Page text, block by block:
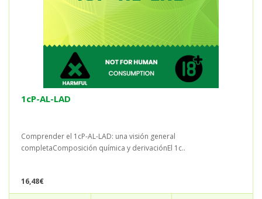
1cP-AL-LAD
Comprender el 1cP-AL-LAD: una visión general
completaComposición química y derivaciónEl 1c..
16,48€